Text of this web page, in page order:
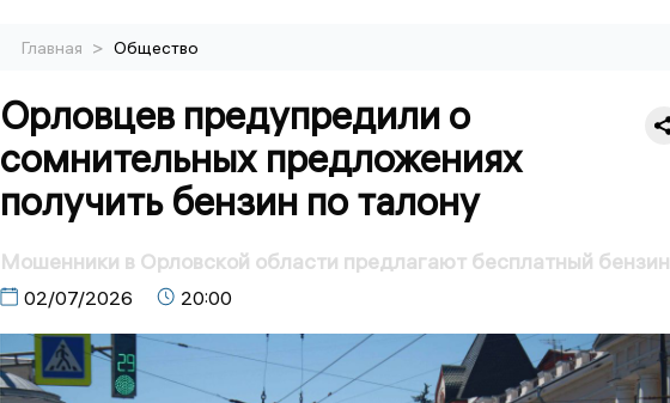
Главная > Общество
Орловцев предупредили о
сомнительных предложениях
получить бензин по талону
Мошенники в Орловской области предлагают бесплатный бензин
02/07/2026 20:00